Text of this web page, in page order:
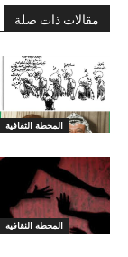
مقالات ذات صلة
المحطة الثقافية
المحطة الثقافية